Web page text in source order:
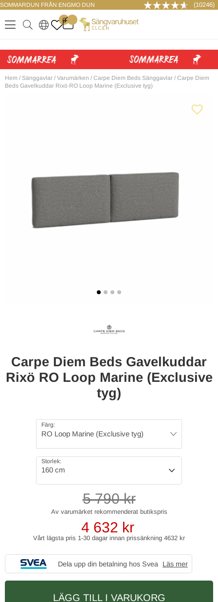
SOMMARDUN FRÅN ENGMO DUN (10246)
.
0
. ..
LOGGA IN
Hem / Sänggavlar / Varumärken / Carpe Diem Beds Sänggavlar / Carpe Diem
Beds Gavelkuddar Rixö RO Loop Marine (Exclusive tyg)
Carpe Diem Beds Gavelkuddar
Rixö RO Loop Marine (Exclusive
tyg)
Färg:
RO Loop Marine (Exclusive tyg)
Storlek:
160 cm
5 790kr
4 632 kr
Vårt lägsta pris 1-30 dagar innan prissänkning 4632 kr
Dela upp din betalning hos Svea Läs mer
LÄGG TILL I VARUKORG